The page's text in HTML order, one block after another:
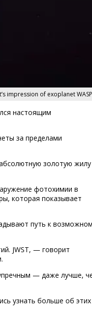
impression of exoplanet
настоящим
за пределами
золотую жилу
фотохимии в
которая показывает
путь к
JWST, — говорит
— даже лучше,
узнать больше об этих